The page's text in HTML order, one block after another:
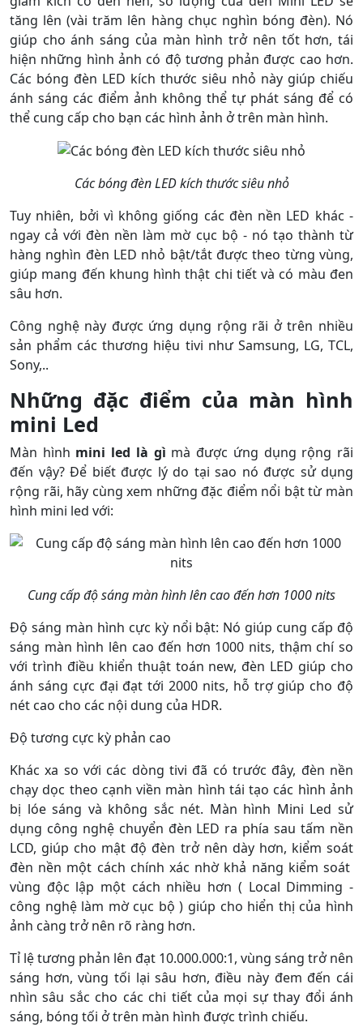
tăng lên (vài trăm lên hàng chục nghìn bóng đèn). Nó
giúp cho ánh sáng của màn hình trở nên tốt hơn, tái
hiện những hình ảnh có độ tương phản được cao hơn.
Các bóng đèn LED kích thước siêu nhỏ này giúp chiếu
ánh sáng các điểm ảnh không thể tự phát sáng để có
thể cung cấp cho bạn các hình ảnh ở trên màn hình.
Các bóng đèn LED kích thước siêu nhỏ
Tuy nhiên, bởi vì không giống các đèn nền LED khác -
ngay cả với đèn nền làm mờ cục bộ - nó tạo thành từ
hàng nghìn đèn LED nhỏ bật/tắt được theo từng vùng,
giúp mang đến khung hình thật chi tiết và có màu đen
sâu hơn.
Công nghệ này được ứng dụng rộng rãi ở trên nhiều
sản phẩm các thương hiệu tivi như Samsung, LG, TCL,
Sony,..
Những đặc điểm của màn hình
mini Led
Màn hình mini led là gì mà được ứng dụng rộng rãi
đến vậy? Để biết được lý do tại sao nó được sử dụng
rộng rãi, hãy cùng xem những đặc điểm nổi bật từ màn
hình mini led với:
Cung cấp độ sáng màn hình lên cao đến hơn 1000 nits
Độ sáng màn hình cực kỳ nổi bật: Nó giúp cung cấp độ
sáng màn hình lên cao đến hơn 1000 nits, thậm chí so
với trình điều khiển thuật toán new, đèn LED giúp cho
ánh sáng cực đại đạt tới 2000 nits, hỗ trợ giúp cho độ
nét cao cho các nội dung của HDR.
Độ tương cực kỳ phản cao
Khác xa so với các dòng tivi đã có trước đây, đèn nền
chạy dọc theo cạnh viền màn hình tái tạo các hình ảnh
bị lóe sáng và không sắc nét. Màn hình Mini Led sử
dụng công nghệ chuyển đèn LED ra phía sau tấm nền
LCD, giúp cho mật độ đèn trở nên dày hơn, kiểm soát
đèn nền một cách chính xác nhờ khả năng kiểm soát
vùng độc lập một cách nhiều hơn ( Local Dimming -
công nghệ làm mờ cục bộ ) giúp cho hiển thị của hình
ảnh càng trở nên rõ ràng hơn.
Tỉ lệ tương phản lên đạt 10.000.000:1, vùng sáng trở nên
sáng hơn, vùng tối lại sâu hơn, điều này đem đến cái
nhìn sâu sắc cho các chi tiết của mọi sự thay đổi ánh
sáng, bóng tối ở trên màn hình được trình chiếu.